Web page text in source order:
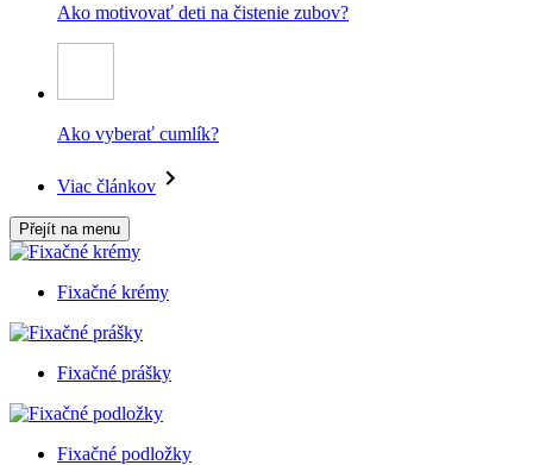
Ako motivovať deti na čistenie zubov?
Ako vyberať cumlík?
Viac článkov
Přejít na menu
Fixačné krémy
Fixačné prášky
Fixačné podložky